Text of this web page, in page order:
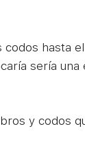
hasta
sería una
y codos